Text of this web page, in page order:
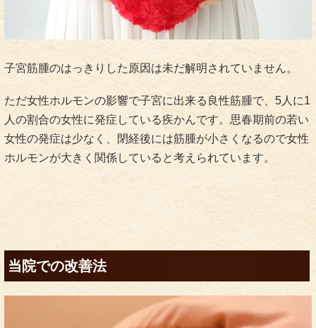
子宮筋腫のはっきりした原因は未だ解明されていません。
ただ女性ホルモンの影響で子宮に出来る良性筋腫で、5人に1
人の割合の女性に発症している疾かんです。思春期前の若い
女性の発症は少なく、閉経後には筋腫が小さくなるので女性
ホルモンが大きく関係していると考えられています。
当院での改善法